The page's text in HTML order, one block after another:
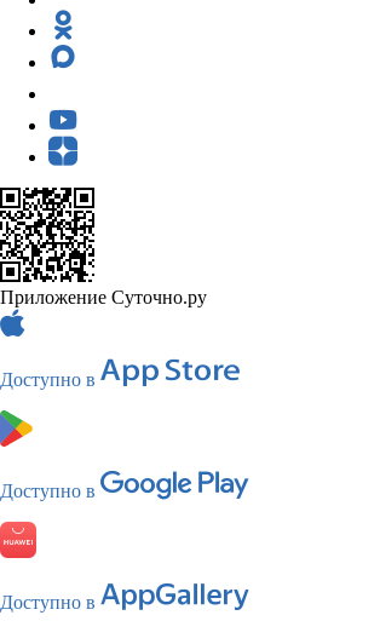
Приложение Суточно.ру
Доступно в
Доступно в
Доступно в